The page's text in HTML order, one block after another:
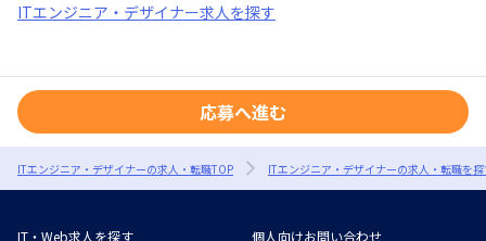
ITエンジニア・デザイナー求人を探す
応募へ進む
ITエンジニア・デザイナーの求人・転職TOP ITエンジニア・デザイナーの求人・転職を
IT・Web求人を探す
個人向けお問い合わせ